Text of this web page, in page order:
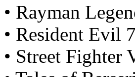
• Rayman
• Resident Evil
• Street Fighter